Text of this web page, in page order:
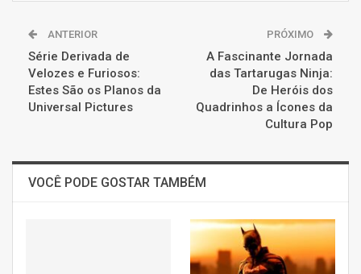
ANTERIOR
Série Derivada de
Velozes e Furiosos:
Estes São os Planos da
Universal Pictures
PRÓXIMO
A Fascinante Jornada
das Tartarugas Ninja:
De Heróis dos
Quadrinhos a Ícones da
Cultura Pop
VOCÊ PODE GOSTAR TAMBÉM